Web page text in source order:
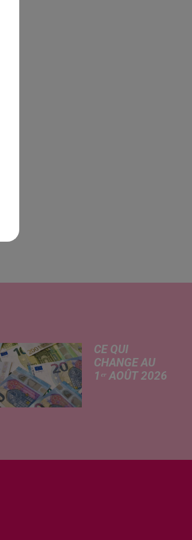
CE QUI
CHANGE AU
1ᵉʳ AOÛT 2026
de frein sur le